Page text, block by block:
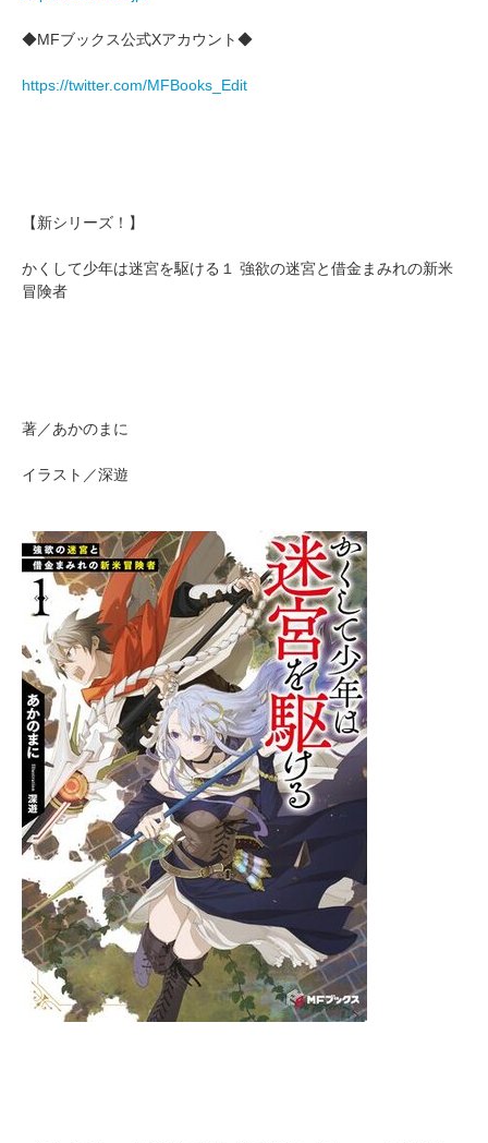
◆MFブックス公式Xアカウント◆
https://twitter.com/MFBooks_Edit
【新シリーズ！】
かくして少年は迷宮を駆ける１ 強欲の迷宮と借金まみれの新米
冒険者
著／あかのまに
イラスト／深遊